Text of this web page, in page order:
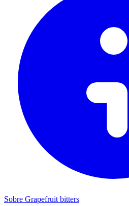
Sobre Grapefruit bitters